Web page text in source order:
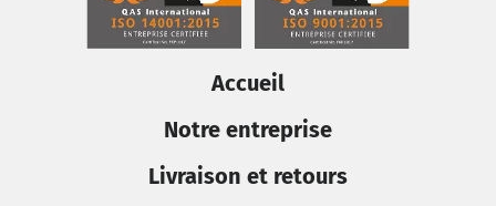
Accueil
Notre entreprise
Livraison et retours